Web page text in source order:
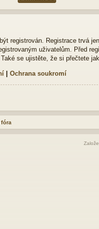
registrován. Registrace trvá
uživatelům. Před
se ujistěte, že si přečtete
| Ochrana soukromí
fóra